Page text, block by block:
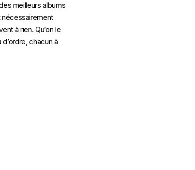
meilleurs albums
nécessairement
à rien. Qu’on le
chacun à